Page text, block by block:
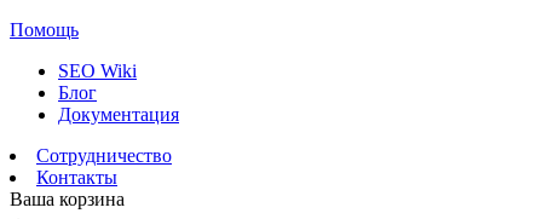
Помощь
SEO Wiki
Блог
Документация
Сотрудничество
Контакты
Ваша корзина